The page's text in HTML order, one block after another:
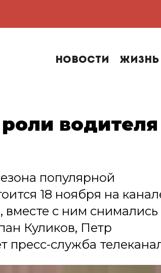
Новости Жизнь
водителя
популярной
18 ноября на
с ним снимались
Куликов, Петр
пресс-служба